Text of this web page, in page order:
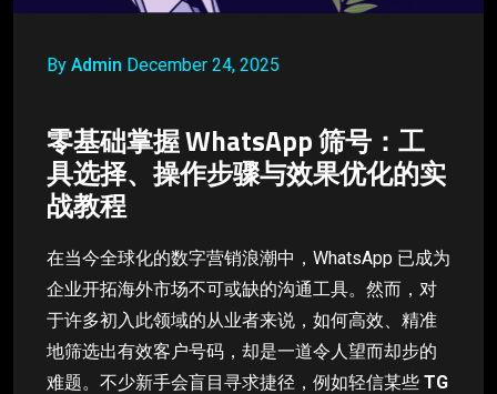
By Admin December 24, 2025
零基础掌握 WhatsApp 筛号：工
具选择、操作步骤与效果优化的实
战教程
在当今全球化的数字营销浪潮中，WhatsApp 已成为
企业开拓海外市场不可或缺的沟通工具。然而，对
于许多初入此领域的从业者来说，如何高效、精准
地筛选出有效客户号码，却是一道令人望而却步的
难题。不少新手会盲目寻求捷径，例如轻信某些 TG